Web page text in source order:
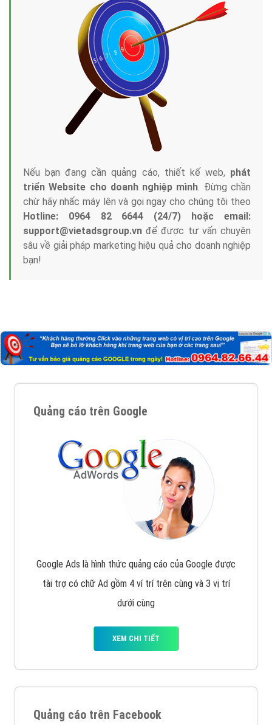
Nếu bạn đang cần quảng cáo, thiết kế web, phát
triển Website cho doanh nghiệp mình. Đừng chần
chừ hãy nhấc máy lên và gọi ngay cho chúng tôi theo
Hotline: 0964 82 6644 (24/7) hoặc email:
support@vietadsgroup.vn để được tư vấn chuyên
sâu về giải pháp marketing hiệu quả cho doanh nghiệp
bạn!
Quảng cáo trên Google
Google Ads là hình thức quảng cáo của Google được
tài trợ có chữ Ad gồm 4 ví trí trên cùng và 3 vị trí
dưới cùng
XEM CHI TIẾT
Quảng cáo trên Facebook